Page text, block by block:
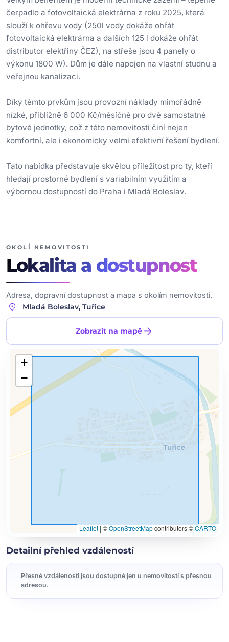
čerpadlo a fotovoltaická elektrárna z roku 2025, která
slouží k ohřevu vody (250l vody dokáže ohřát
fotovoltaická elektrárna a dalších 125 l dokáže ohřát
distributor elektřiny ČEZ), na střeše jsou 4 panely o
výkonu 1800 W). Dům je dále napojen na vlastní studnu a
veřejnou kanalizaci.
Díky těmto prvkům jsou provozní náklady mimořádně
nízké, přibližně 6 000 Kč/měsíčně pro dvě samostatné
bytové jednotky, což z této nemovitosti činí nejen
komfortní, ale i ekonomicky velmi efektivní řešení bydlení.
Tato nabídka představuje skvělou příležitost pro ty, kteří
hledají prostorné bydlení s variabilním využitím a
výbornou dostupností do Praha i Mladá Boleslav.
OKOLÍ NEMOVITOSTI
Lokalita a dostupnost
Adresa, dopravní dostupnost a mapa s okolím nemovitosti.
location_on Mladá Boleslav, Tuřice
Zobrazit na mapěarrow_forward
+
−
Leaflet | ©OpenStreetMapcontributors ©CARTO
Detailní přehled vzdáleností
Přesné vzdálenosti jsou dostupné jen u nemovitostí s přesnou
adresou.